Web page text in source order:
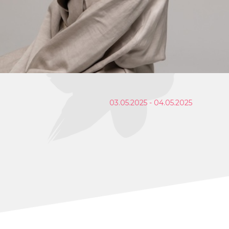
03.05.2025 - 04.05.2025